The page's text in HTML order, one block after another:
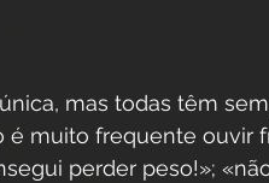
mas todas têm
muito frequente ouvir
perder peso!»;